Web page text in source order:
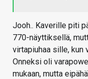
Jooh.. Kaverille piti
770-näyttiksellä,
virtapiuhaa sille, kun
Onneksi oli
mukaan, mutta